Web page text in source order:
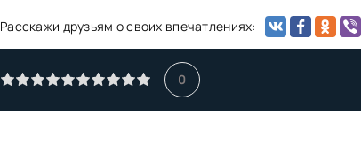
Расскажи друзьям о своих впечатлениях:
0